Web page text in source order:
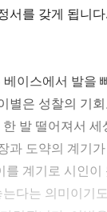
서를 갖게 됩니
이스에서 발을
별은 성찰의 기
발 떨어져서
과 도약의 계기
계기로 시인
다는 의미이기